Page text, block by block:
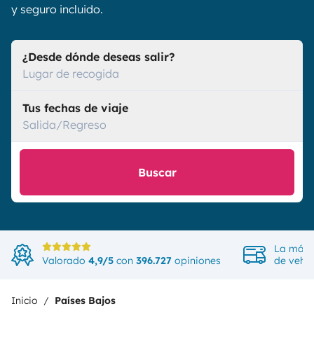
y seguro incluido.
¿Desde dónde deseas salir?
Lugar de recogida
Tus fechas de viaje
Salida/Regreso
Buscar
Valorado 4,9/5 con 396.727 opiniones
La más
de
Inicio Países Bajos